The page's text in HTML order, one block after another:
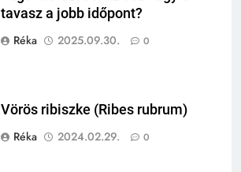
tavasz a jobb időpont?
Réka
2025.09.30. 0
Vörös ribiszke (Ribes rubrum)
Réka
2024.02.29. 0